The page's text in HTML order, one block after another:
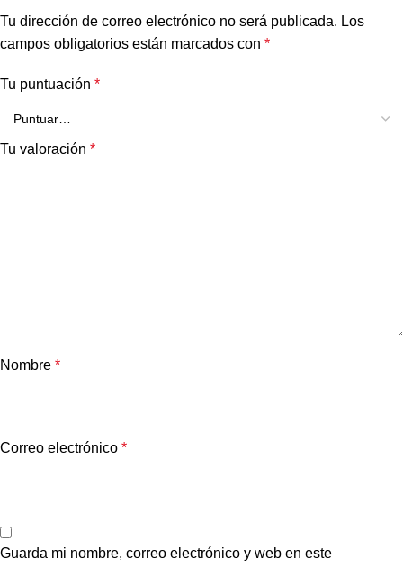
Tu dirección de correo electrónico no será publicada. Los
campos obligatorios están marcados con *
Tu puntuación *
Tu valoración *
Nombre *
Correo electrónico *
Guarda mi nombre, correo electrónico y web en este